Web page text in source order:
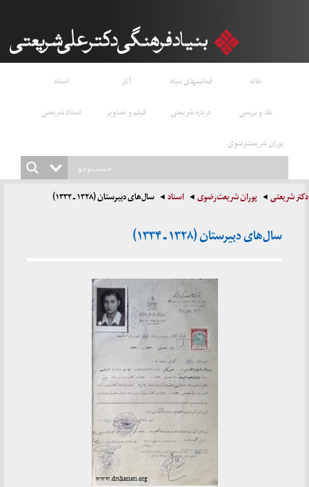
خانه فعالیتهای بنیاد آثار
اسناد
نقد و بررسی
درباره شریعتی فیلم و تصاویر
استاد شریعتی
پوران شریعت‌رضوی
دکتر شریعتی پوران شریعت‌رضوی اسناد سال‌های دبیرستان (۱۳۲۸ ـ ۱۳۳۴)
سال‌های دبیرستان (۱۳۲۸ ـ ۱۳۳۴)